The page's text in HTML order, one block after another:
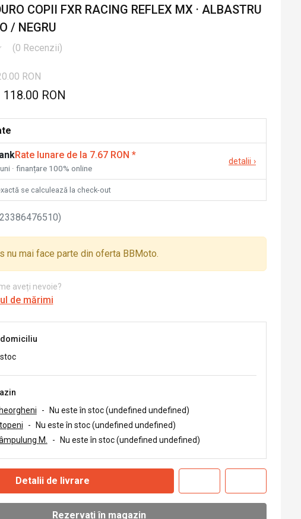
COPII FXR RACING REFLEX MX · ALBASTRU
/ NEGRU
(0 Recenzii)
RON
118.00 RON
Rate lunare de la 7.67 RON *
· finanțare 100% online
detalii ›
se calculează la check-out
)
nu mai face parte din oferta BBMoto.
aveți nevoie?
de mărimi
domiciliu
-
Nu este în stoc (undefined undefined)
-
Nu este în stoc (undefined undefined)
M.
- Nu este în stoc (undefined undefined)
Detalii de livrare
Rezervați în magazin